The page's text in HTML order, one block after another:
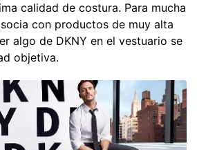
calidad de costura. Para mucha
con productos de muy alta
algo de DKNY en el vestuario se
objetiva.